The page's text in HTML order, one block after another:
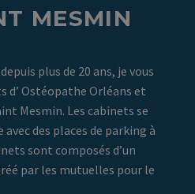
MESMIN
plus de 20 ans, je vous
d’ Ostéopathe Orléans et
Mesmin. Les cabinets se
des places de parking à
sont composés d’un
par les mutuelles pour le